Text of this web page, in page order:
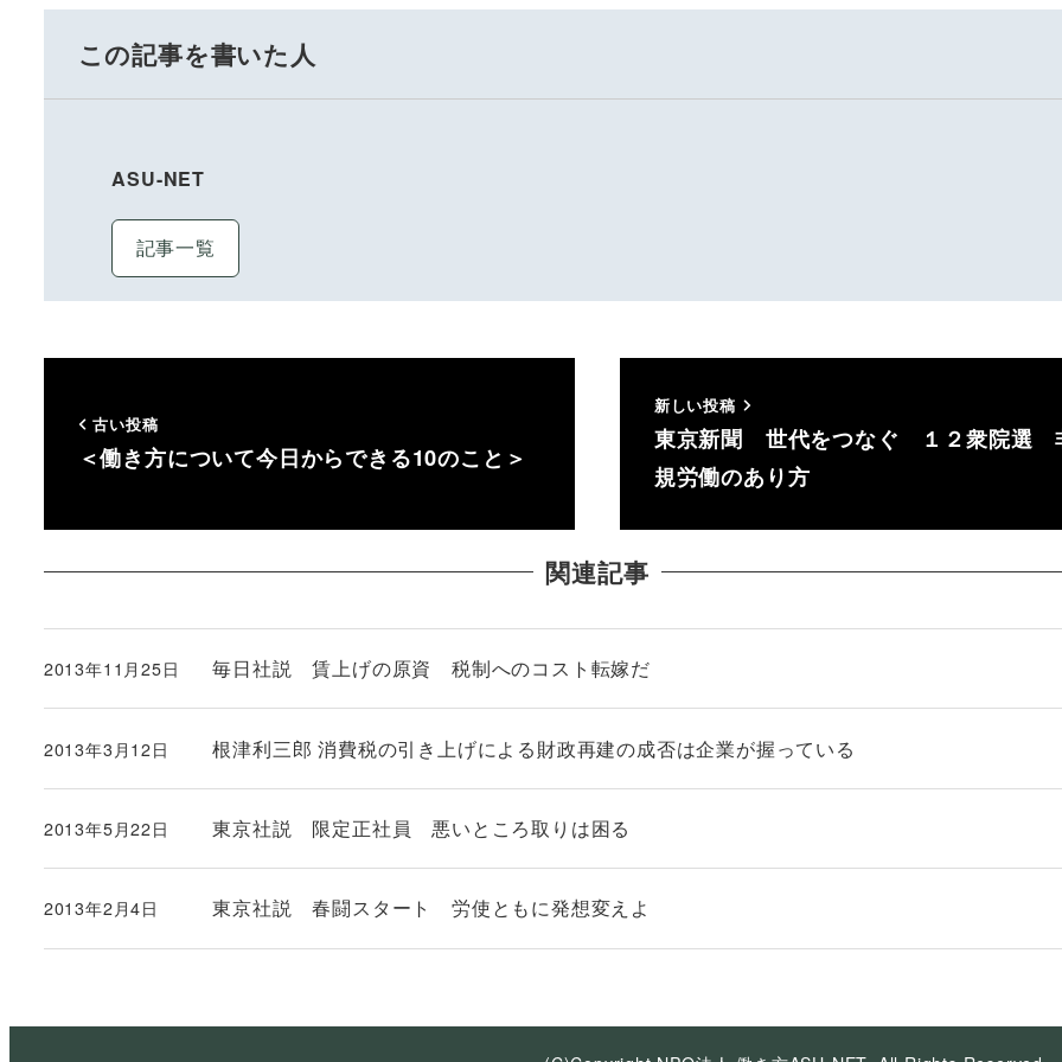
この記事を書いた人
ASU-NET
記事一覧
古い投稿
＜働き方について今日からできる10のこと＞
新しい投稿
東京新聞 世代をつなぐ １２衆院選
規労働のあり方
関連記事
毎日社説 賃上げの原資 税制へのコスト転嫁だ
投稿日
2013年11月25日
根津利三郎 消費税の引き上げによる財政再建の成否は企業が握っている
投稿日
2013年3月12日
東京社説 限定正社員 悪いところ取りは困る
投稿日
2013年5月22日
東京社説 春闘スタート 労使ともに発想変えよ
投稿日
2013年2月4日